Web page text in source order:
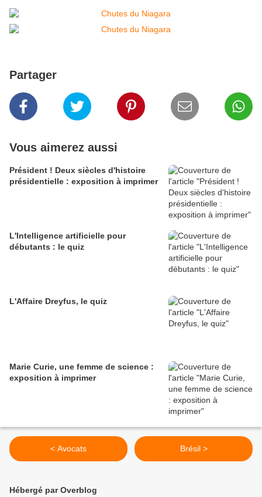
Partager
Vous aimerez aussi
Président ! Deux siècles d'histoire
présidentielle : exposition à imprimer
L'Intelligence artificielle pour
débutants : le quiz
L'Affaire Dreyfus, le quiz
Marie Curie, une femme de science :
exposition à imprimer
< Avocats Brésil >
Hébergé par Overblog